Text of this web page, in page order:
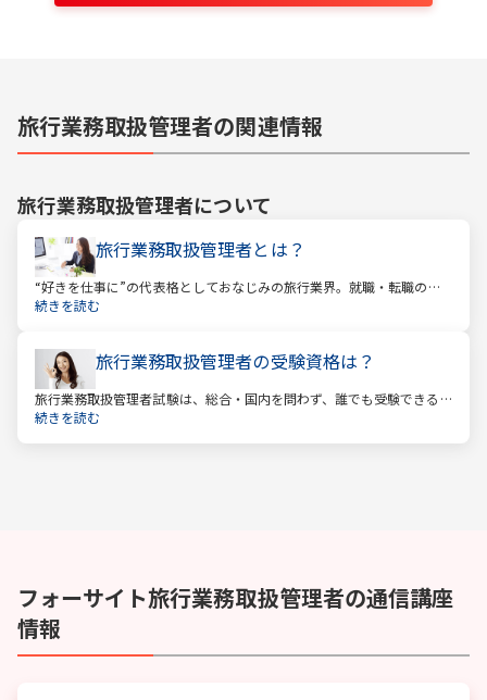
旅行業務取扱管理者の関連情報
旅行業務取扱管理者について
旅行業務取扱管理者とは？
“好きを仕事に”の代表格としておなじみの旅行業界。就職・転職の人
気企業ランキングでは旅行会社が常に上位に君臨し、いつの時代にも
続きを読む
旅行業務取扱管理者の受験資格は？
旅行業務取扱管理者試験は、総合・国内を問わず、誰でも受験できる
資格です。一般的に「国家資格」といえば受験資格が多いですが、
続きを読む
フォーサイト旅行業務取扱管理者の通信講座
情報